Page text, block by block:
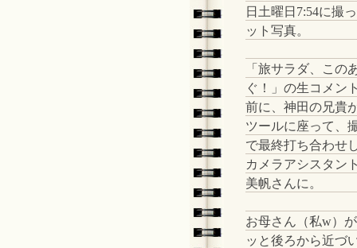
日土曜日7:54に撮
ット写真。
「旅サラダ、この
ぐ！」の生コメン
前に、神田の兄貴
ツールに座って、
で最終打ち合わせ
カメラアシスタン
美帆さんに。
お母さん（私w）
ッと後ろから近づ